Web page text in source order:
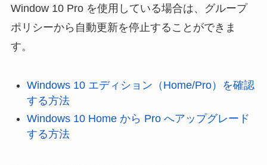
Window 10 Pro を使用している場合は、グループ
ポリシーから自動更新を停止することができま
す。
Windows 10 エディション（Home/Pro）を確認
する方法
Windows 10 Home から Pro へアップグレード
する方法